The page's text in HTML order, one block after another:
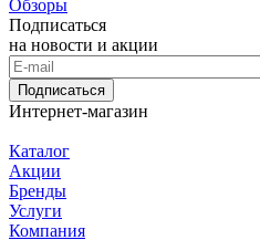
Обзоры
Подписаться
на новости и акции
Подписаться
Интернет-магазин
Каталог
Акции
Бренды
Услуги
Компания